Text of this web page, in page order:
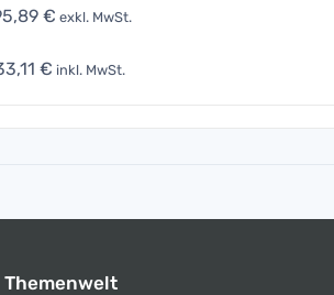
€ exkl. MwSt.
€ inkl. MwSt.
Themenwelt